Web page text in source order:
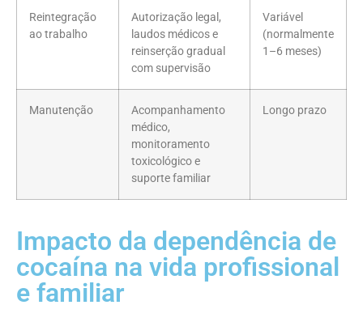
Reintegração
ao trabalho
Autorização legal,
laudos médicos e
reinserção gradual
com supervisão
Variável
(normalmente
1–6 meses)
Manutenção
Acompanhamento
médico,
monitoramento
toxicológico e
suporte familiar
Longo prazo
Impacto da dependência de
cocaína na vida profissional
e familiar